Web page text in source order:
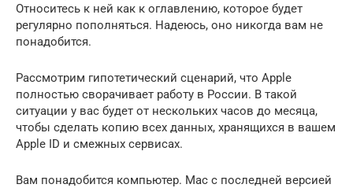
Относитесь к ней как к оглавлению, которое будет
регулярно пополняться. Надеюсь, оно никогда вам не
понадобится.
Рассмотрим гипотетический сценарий, что Apple
полностью сворачивает работу в России. В такой
ситуации у вас будет от нескольких часов до месяца,
чтобы сделать копию всех данных, хранящихся в вашем
Apple ID и смежных сервисах.
Вам понадобится компьютер. Mac с последней версией